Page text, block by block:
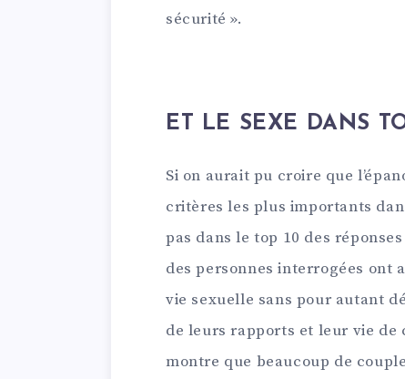
sécurité ».
ET LE SEXE DANS
Si on aurait pu croire que
critères les plus importants
pas dans le top 10 des
des personnes interrogées ont
vie sexuelle sans pour autant
de leurs rapports et leur vie de
montre que beaucoup de